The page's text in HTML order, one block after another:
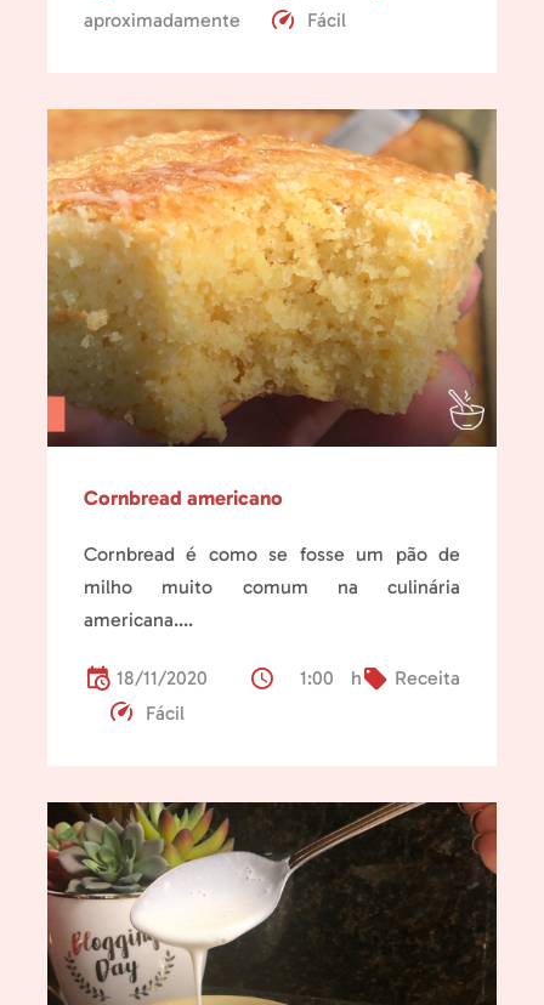
aproximadamente
Fácil
Cornbread americano
Cornbread é como se fosse um pão de
milho muito comum na culinária
americana....
18/11/2020 Receita
1:00 h
Fácil